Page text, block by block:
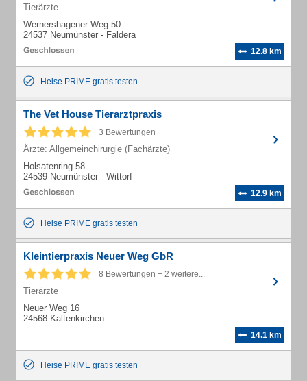
Tierärzte
Wernershagener Weg 50
24537 Neumünster - Faldera
12.8 km
Heise PRIME gratis testen
The Vet House Tierarztpraxis
3 Bewertungen
Ärzte: Allgemeinchirurgie (Fachärzte)
Holsatenring 58
24539 Neumünster - Wittorf
12.9 km
Heise PRIME gratis testen
Kleintierpraxis Neuer Weg GbR
8 Bewertungen + 2 weitere...
Tierärzte
Neuer Weg 16
24568 Kaltenkirchen
14.1 km
Heise PRIME gratis testen